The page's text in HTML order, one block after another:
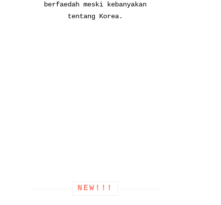
berfaedah meski kebanyakan
tentang Korea.
NEW!!!